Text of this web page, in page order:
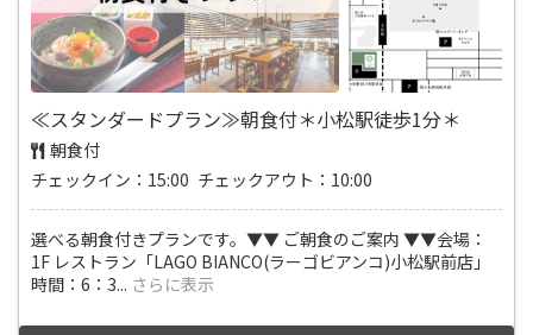
≪スタンダードプラン≫朝食付＊小松駅徒歩1分＊
朝食付
チェックイン：15:00 チェックアウト：10:00
選べる朝食付きプランです。▼▼ ご朝食のご案内 ▼▼会場：
1F レストラン「LAGO BIANCO(ラーゴビアンコ)小松駅前店」
時間：6：3... さらに表示